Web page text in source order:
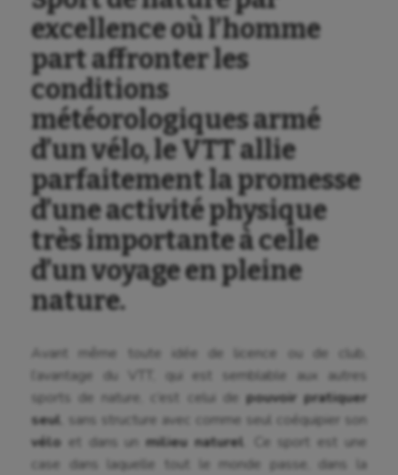
excellence où l’homme
part affronter les
conditions
météorologiques armé
d’un vélo, le VTT allie
parfaitement la promesse
d’une activité physique
très importante à celle
d’un voyage en pleine
nature.
Avant même toute idée de licence ou de club,
l’avantage du VTT, qui est semblable aux autres
sports de nature, c’est celui de pouvoir pratiquer
seul , sans structure avec comme seul coéquipier son
vélo et dans unmilieu naturel . Ce sport est une
case dans laquelle tout le monde passe, dans la